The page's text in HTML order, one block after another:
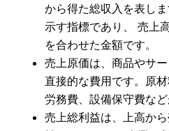
から得た総収入を表し
示す指標であり、 売上
を合わせた金額です。
売上原価は、商品やサ
直接的な費用です。原
労務費、設備保守費など
売上総利益は、上高か